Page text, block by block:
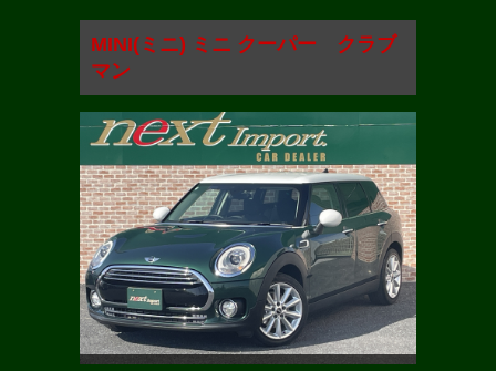
MINI(ミニ) ミニ クーパー クラブ
マン